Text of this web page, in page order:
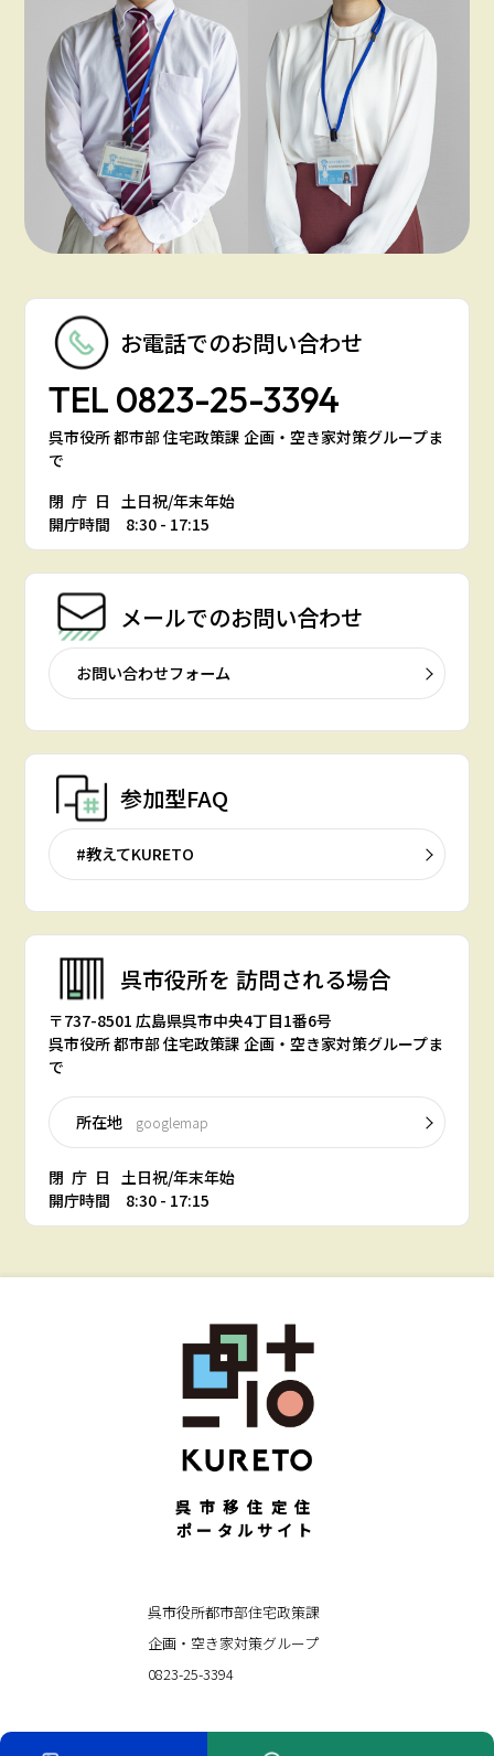
お電話でのお問い合わせ
TEL 0823-25-3394
呉市役所 都市部 住宅政策課 企画・空き家対策グループま
で
閉庁日 土日祝/年末年始
開庁時間 8:30 - 17:15
メールでのお問い合わせ
お問い合わせフォーム
参加型FAQ
#教えてKURETO
呉市役所を 訪問される場合
〒737-8501 広島県呉市中央4丁目1番6号
呉市役所 都市部 住宅政策課 企画・空き家対策グループま
で
所在地 googlemap
閉庁日 土日祝/年末年始
開庁時間 8:30 - 17:15
呉市移住定住
ポータルサイト
呉市役所都市部住宅政策課
企画・空き家対策グループ
0823-25-3394